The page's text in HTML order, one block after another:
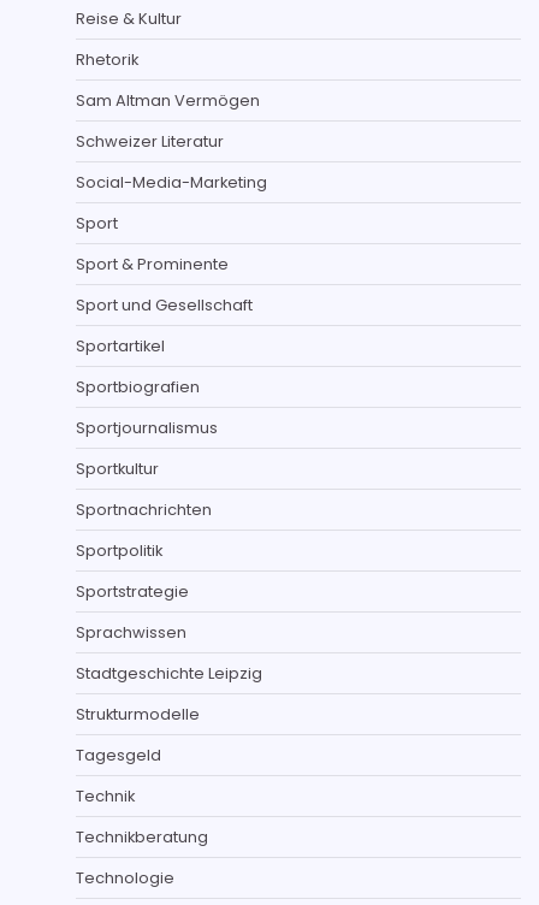
Reise & Kultur
Rhetorik
Sam Altman Vermögen
Schweizer Literatur
Social-Media-Marketing
Sport
Sport & Prominente
Sport und Gesellschaft
Sportartikel
Sportbiografien
Sportjournalismus
Sportkultur
Sportnachrichten
Sportpolitik
Sportstrategie
Sprachwissen
Stadtgeschichte Leipzig
Strukturmodelle
Tagesgeld
Technik
Technikberatung
Technologie